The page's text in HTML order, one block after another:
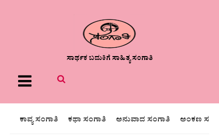
ಸಾರ್ಥಕ ಬದುಕಿಗೆ ಸಾಹಿತ್ಯ ಸಂಗಾತಿ
Menu
ಕಾವ್ಯ ಸಂಗಾತಿ ಕಥಾ ಸಂಗಾತಿ ಅನುವಾದ ಸಂಗಾತಿ ಅಂಕಣ